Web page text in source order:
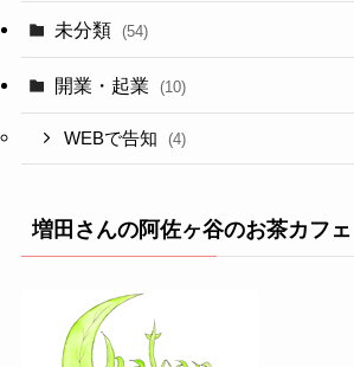
未分類 (54)
開業・起業 (10)
WEBで告知 (4)
増田さんの阿佐ヶ谷のお茶カフェ